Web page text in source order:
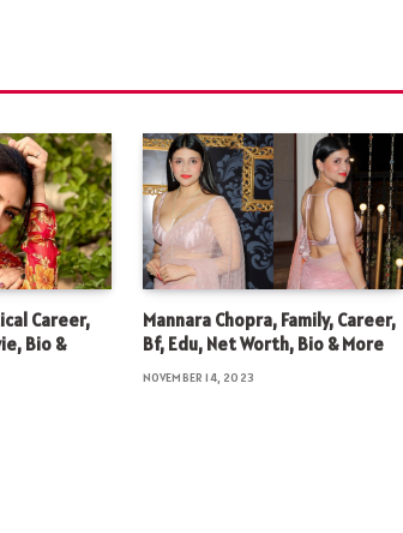
Career,
Bio &
Mannara Chopra, Family, Career,
Bf, Edu, Net Worth, Bio & More
NOVEMBER 14, 2023